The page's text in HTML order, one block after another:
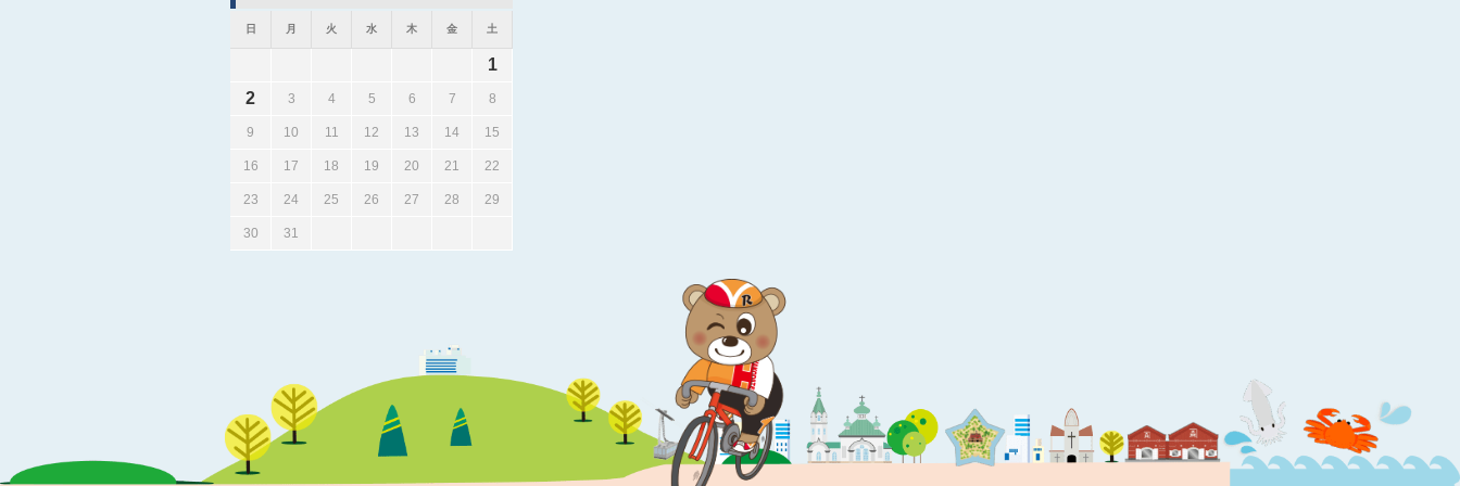
日 月 火 水 木 金 土
1
2
3 4 5 6 7 8
9 10 11 12 13 14 15
16 17 18 19 20 21 22
23 24 25 26 27 28 29
30 31